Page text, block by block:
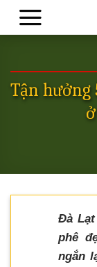
Skip
Tận hưởng
Đà
phê
ngắn